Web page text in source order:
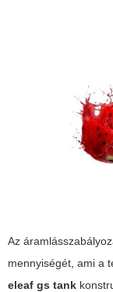
Az
mennyiségét, ami a
eleaf gs tank